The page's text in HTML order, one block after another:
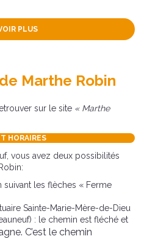
PLUS
Marthe Robin
sur le site « Marthe
HORAIRES
vous avez deux possibilités
suivant les flèches « Ferme
Sainte-Marie-Mère-de-Dieu
: le chemin est fléché et
C’est le chemin